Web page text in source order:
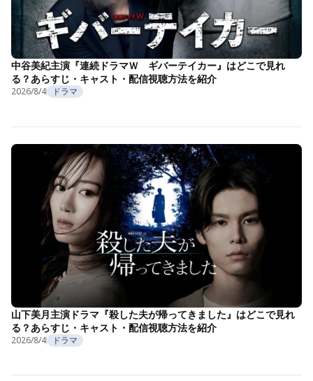
中谷美紀主演『連続ドラマＷ ギバーテイカー』はどこで見れ
る？あらすじ・キャスト・配信視聴方法を紹介
2026/8/4 ドラマ
山下美月主演ドラマ『殺した夫が帰ってきました』はどこで見れ
る？あらすじ・キャスト・配信視聴方法を紹介
2026/8/4 ドラマ